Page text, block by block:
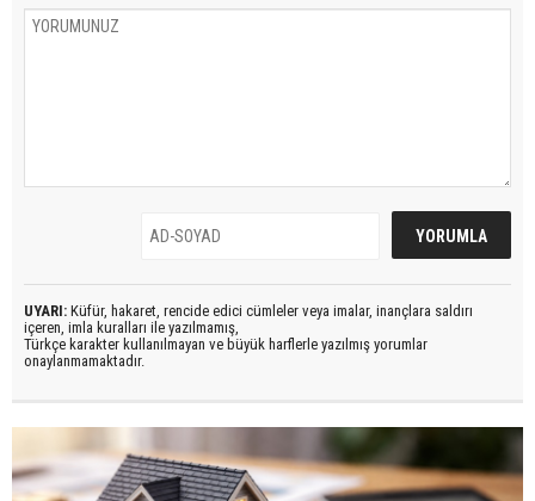
UYARI: Küfür, hakaret, rencide edici cümleler veya imalar, inançlara saldırı
içeren, imla kuralları ile yazılmamış,
Türkçe karakter kullanılmayan ve büyük harflerle yazılmış yorumlar
onaylanmamaktadır.